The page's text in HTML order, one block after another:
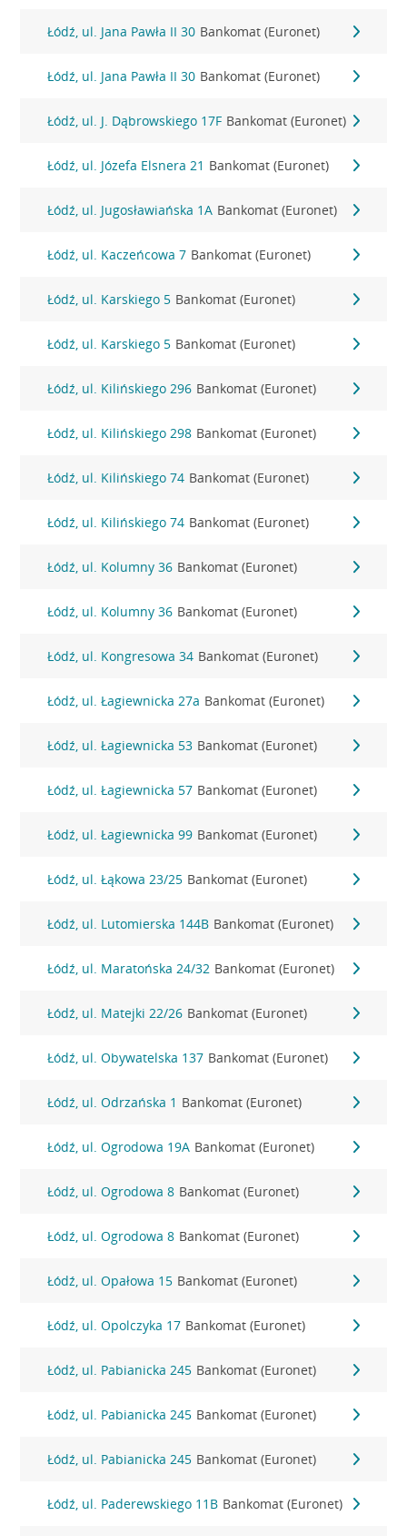
Łódź, ul. Jana Pawła II 30 Bankomat (Euronet)
Łódź, ul. Jana Pawła II 30 Bankomat (Euronet)
Łódź, ul. J. Dąbrowskiego 17F Bankomat (Euronet)
Łódź, ul. Józefa Elsnera 21 Bankomat (Euronet)
Łódź, ul. Jugosławiańska 1A Bankomat (Euronet)
Łódź, ul. Kaczeńcowa 7 Bankomat (Euronet)
Łódź, ul. Karskiego 5 Bankomat (Euronet)
Łódź, ul. Karskiego 5 Bankomat (Euronet)
Łódź, ul. Kilińskiego 296 Bankomat (Euronet)
Łódź, ul. Kilińskiego 298 Bankomat (Euronet)
Łódź, ul. Kilińskiego 74 Bankomat (Euronet)
Łódź, ul. Kilińskiego 74 Bankomat (Euronet)
Łódź, ul. Kolumny 36 Bankomat (Euronet)
Łódź, ul. Kolumny 36 Bankomat (Euronet)
Łódź, ul. Kongresowa 34 Bankomat (Euronet)
Łódź, ul. Łagiewnicka 27a Bankomat (Euronet)
Łódź, ul. Łagiewnicka 53 Bankomat (Euronet)
Łódź, ul. Łagiewnicka 57 Bankomat (Euronet)
Łódź, ul. Łagiewnicka 99 Bankomat (Euronet)
Łódź, ul. Łąkowa 23/25 Bankomat (Euronet)
Łódź, ul. Lutomierska 144B Bankomat (Euronet)
Łódź, ul. Maratońska 24/32 Bankomat (Euronet)
Łódź, ul. Matejki 22/26 Bankomat (Euronet)
Łódź, ul. Obywatelska 137 Bankomat (Euronet)
Łódź, ul. Odrzańska 1 Bankomat (Euronet)
Łódź, ul. Ogrodowa 19A Bankomat (Euronet)
Łódź, ul. Ogrodowa 8 Bankomat (Euronet)
Łódź, ul. Ogrodowa 8 Bankomat (Euronet)
Łódź, ul. Opałowa 15 Bankomat (Euronet)
Łódź, ul. Opolczyka 17 Bankomat (Euronet)
Łódź, ul. Pabianicka 245 Bankomat (Euronet)
Łódź, ul. Pabianicka 245 Bankomat (Euronet)
Łódź, ul. Pabianicka 245 Bankomat (Euronet)
Łódź, ul. Paderewskiego 11B Bankomat (Euronet)